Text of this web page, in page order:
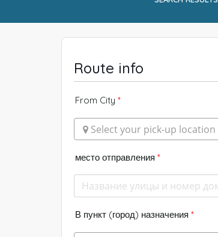
Route info
From City *
 Select your pick-up location
место отправления *
В пункт (город) назначения *